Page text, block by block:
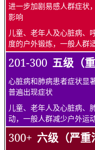
进一步加剧易感人群症状
影响
儿童、老年人及心脏病、
度的户外锻炼，一般人群
201-300 五级（
心脏病和肺病患者症状显
普遍出现症状
儿童、老年人及心脏病、
动，一般人群减少户外运
300+ 六级（严重